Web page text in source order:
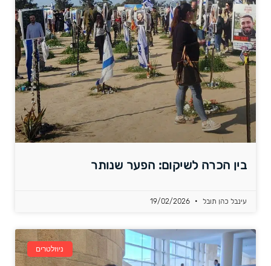
בין הכרה לשיקום: הפער שנותר
עינבל כהן תובל
ניוזלטרים